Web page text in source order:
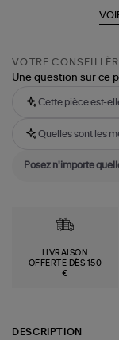
VOTRE
Une question sur ce
Cette pièce est-
Quelles sont les
LIVRAISON
OFFERTE DÈS 150
€
DESCRIPTION